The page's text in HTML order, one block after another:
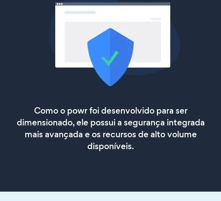
Como o powr foi desenvolvido para ser
dimensionado, ele possui a segurança integrada
mais avançada e os recursos de alto volume
disponíveis.